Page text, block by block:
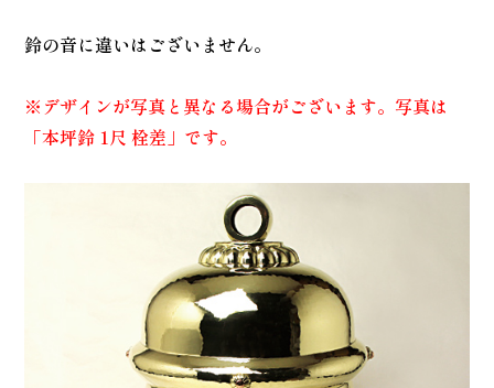
鈴の音に違いはございません。
※デザインが写真と異なる場合がございます。写真は
「本坪鈴 1尺 栓差」です。